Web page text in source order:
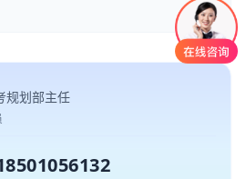
规划部主任